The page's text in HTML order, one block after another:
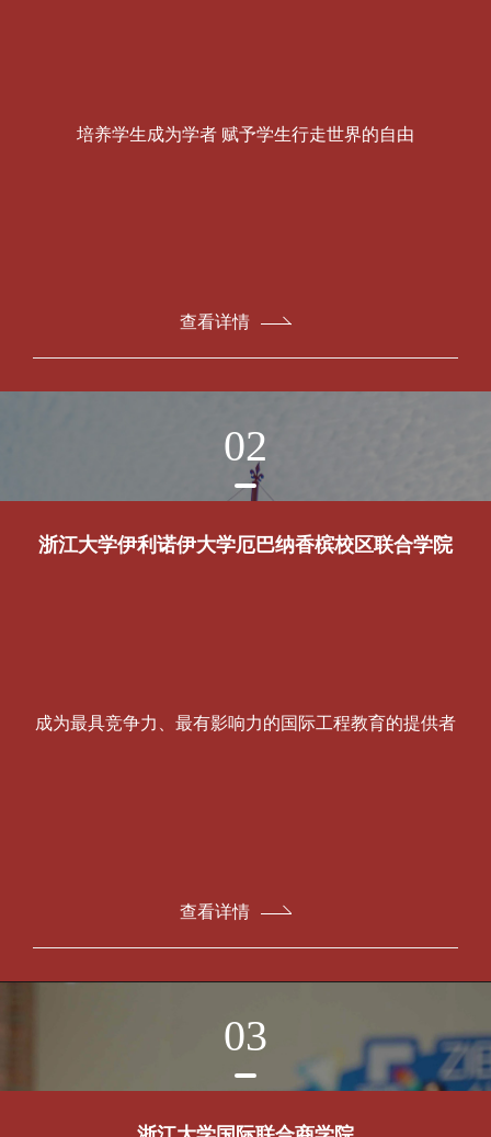
培养学生成为学者 赋予学生行走世界的自由
查看详情
02
浙江大学伊利诺伊大学厄巴纳香槟校区联合学院
成为最具竞争力、最有影响力的国际工程教育的提供者
查看详情
03